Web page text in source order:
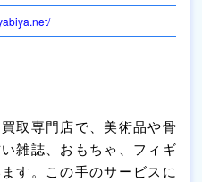
取専門店で、美術品や骨
雑誌、おもちゃ、フィギ
す。この手のサービスに